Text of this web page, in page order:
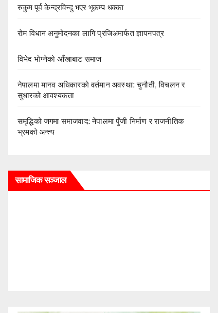
रुकुम पूर्व केन्द्रविन्दु भएर भूकम्प धक्का
रोम विधान अनुमोदनका लागि प्रजिअमार्फत ज्ञापनपत्र
विभेद भोग्नेको आँखाबाट समाज
नेपालमा मानव अधिकारको वर्तमान अवस्था: चुनौती, विचलन र
सुधारको आवश्यकता
समृद्धिको जगमा समाजवाद: नेपालमा पुँजी निर्माण र राजनीतिक
भ्रमको अन्त्य
सामाजिक सञ्जाल